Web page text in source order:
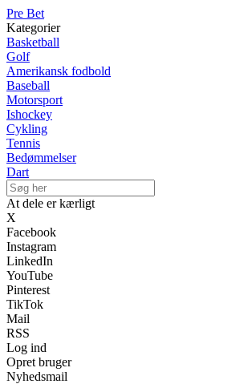
Pre Bet
Kategorier
Basketball
Golf
Amerikansk fodbold
Baseball
Motorsport
Ishockey
Cykling
Tennis
Bedømmelser
Dart
At dele er kærligt
X
Facebook
Instagram
LinkedIn
YouTube
Pinterest
TikTok
Mail
RSS
Log ind
Opret bruger
Nyhedsmail